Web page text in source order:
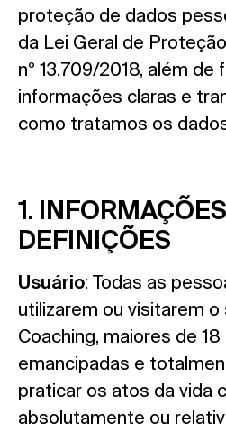
proteção de dados
da Lei Geral de
nº 13.709/2018, além de
informações claras e
como tratamos os
1.
DEFINIÇÕES
Usuário: Todas as
utilizarem ou visitarem
Coaching, maiores de
emancipadas e
praticar os atos da vida
absolutamente ou